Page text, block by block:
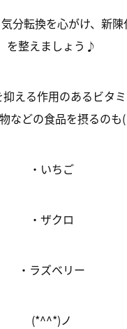
分転換を心がけ、新
を整えましょう♪
える作用のあるビタ
などの食品を摂るの
・いちご
・ザクロ
・ラズベリー
(*^^*)ノ